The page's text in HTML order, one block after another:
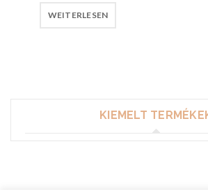
WEITERLESEN
KIEMELT